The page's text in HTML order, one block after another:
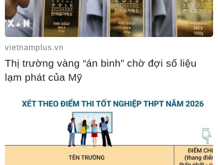
vietnamplus.vn
Thị trường vàng “án binh” chờ đợi số liệu
lạm phát của Mỹ